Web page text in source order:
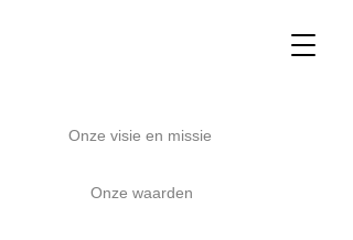
Onze visie en missie
Onze waarden